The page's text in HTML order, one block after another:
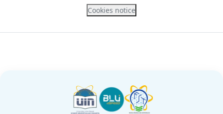
Cookies notice